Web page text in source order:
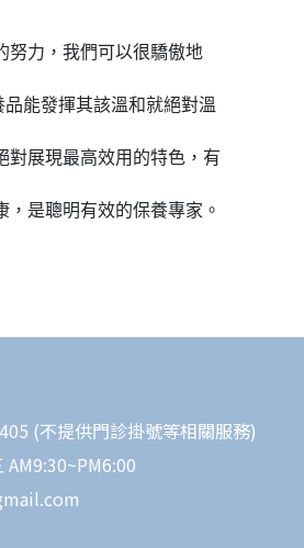
努力，我們可以很驕傲地
品能發揮其該溫和就絕對溫
對展現最高效用的特色，有
，是聰明有效的保養專家。
(不提供門診掛號等相關服務)